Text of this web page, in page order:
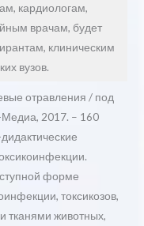
кардиологам,
врачам, будет
клиническим
вузов.
отравления / под
2017. – 160
форме
токсикозов,
тканями животных,